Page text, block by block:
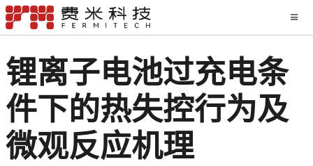
锂离子电池过充电条
件下的热失控行为及
微观反应机理